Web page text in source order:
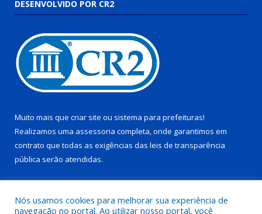
DESENVOLVIDO POR CR2
Muito mais que criar site ou sistema para prefeituras!
Realizamos uma assessoria completa, onde garantimos em
contrato que todas as exigências das leis de transparência
pública serão atendidas.
Nós usamos cookies para melhorar sua experiência de
navegação no portal. Ao utilizar nosso portal, você